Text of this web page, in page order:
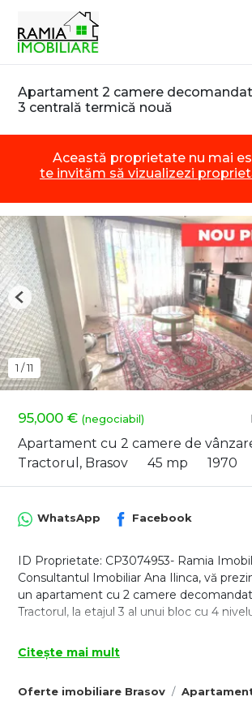
Apartament 2 camere
3 centrală termică nouă
Această proprietate nu mai
te invităm să vizualizezi
95,000 € (negociabil)
Apartament cu 2 camere de
Tractorul, Brasov
45 mp 1970
1 /11
Previous
Oferte imobiliare Brasov
WhatsApp Facebook
ID Proprietate: CP3074953- Ramia
Consultantul Imobiliar Ana Ilinca, vă
un apartament cu 2 camere
Tractorul, la etajul 3 al unui bloc cu 4
termic, beneficiind de orientare pe două
utilă de 45 mp și balcon de aproximativ 5
Citește mai mult